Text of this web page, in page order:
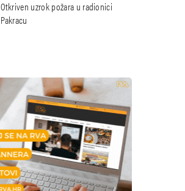
Otkriven uzrok požara u radionici
Pakracu